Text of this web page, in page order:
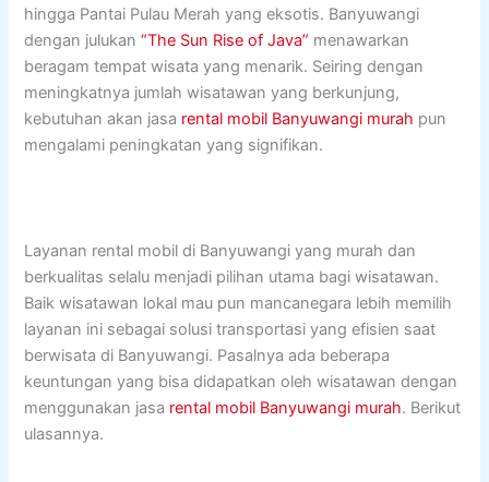
hingga Pantai Pulau Merah yang eksotis. Banyuwangi
dengan julukan“The Sun Rise of Java” menawarkan
beragam tempat wisata yang menarik. Seiring dengan
meningkatnya jumlah wisatawan yang berkunjung,
kebutuhan akan jasa rental mobil Banyuwangi murah pun
mengalami peningkatan yang signifikan.
Layanan rental mobil di Banyuwangi yang murah dan
berkualitas selalu menjadi pilihan utama bagi wisatawan.
Baik wisatawan lokal mau pun mancanegara lebih memilih
layanan ini sebagai solusi transportasi yang efisien saat
berwisata di Banyuwangi. Pasalnya ada beberapa
keuntungan yang bisa didapatkan oleh wisatawan dengan
menggunakan jasa rental mobil Banyuwangi murah. Berikut
ulasannya.